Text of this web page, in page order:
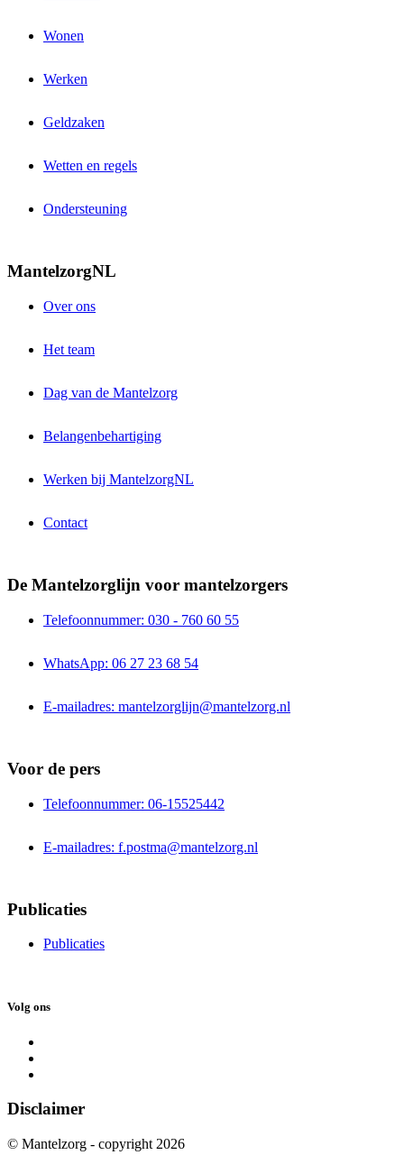
Wonen
Werken
Geldzaken
Wetten en regels
Ondersteuning
MantelzorgNL
Over ons
Het team
Dag van de Mantelzorg
Belangenbehartiging
Werken bij MantelzorgNL
Contact
De Mantelzorglijn voor mantelzorgers
Telefoonnummer: 030 - 760 60 55
WhatsApp: 06 27 23 68 54
E-mailadres: mantelzorglijn@mantelzorg.nl
Voor de pers
Telefoonnummer: 06-15525442
E-mailadres: f.postma@mantelzorg.nl
Publicaties
Publicaties
Volg ons
Disclaimer
© Mantelzorg - copyright 2026